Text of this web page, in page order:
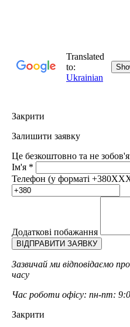
Закрити
Залишити заявку
Це безкоштовно та не
Ім'я *
Телефон (у форматі
Додаткові побажання
Зазвичай ми відповідаємо
часу
Час роботи офісу: пн-пт:
Закрити